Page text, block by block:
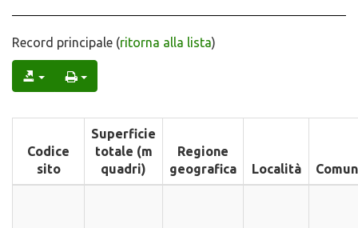
Record principale (ritorna alla lista)
Codice
sito
Superficie
totale (m
quadri)
Regione
geografica
Località